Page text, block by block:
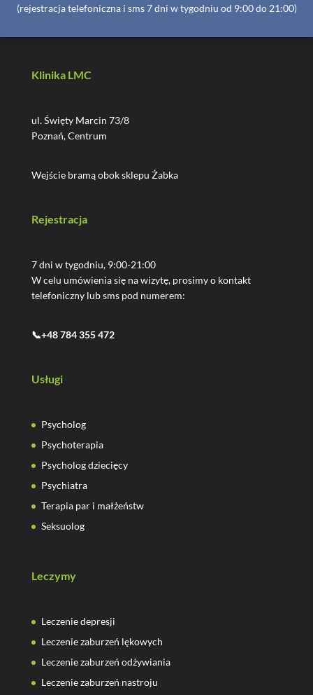
(rejestracja telefoniczna i sms 7 dni w tygodniu od 9:00 do 21:00)
Klinika LMC
ul. Święty Marcin 73/8
Poznań, Centrum
Wejście bramą obok sklepu Żabka
Rejestracja
7 dni w tygodniu, 9:00-21:00
W celu umówienia się na wizytę, prosimy o kontakt
telefoniczny lub sms pod numerem:
📞+48 784 355 472
Usługi
Psycholog
Psychoterapia
Psycholog dziecięcy
Psychiatra
Terapia par i małżeństw
Seksuolog
Leczymy
Leczenie depresji
Leczenie zaburzeń lękowych
Leczenie zaburzeń odżywiania
Leczenie zaburzeń nastroju